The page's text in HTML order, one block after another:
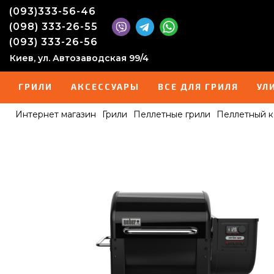
(093)333-56-46
(098) 333-26-55
(093) 333-26-56
Киев, ул. Автозаводская 99/4
ГРИЛИ АКСЕССУАРЫ ВСЕ ДЛЯ ГРИЛЯ
Интернет магазин Грили Пеллетные грили Пеллетный